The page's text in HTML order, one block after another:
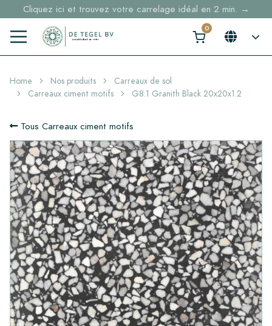
Cliquez ici et trouvez votre carrelage idéal en 2 min. →
Home Nos produits
Carreaux de sol
Carreaux ciment motifs
G8.1 Granith Black 20x20x1.2
Tous Carreaux ciment motifs